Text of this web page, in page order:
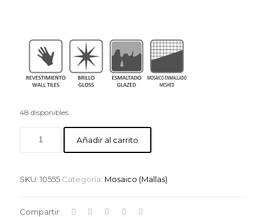
48 disponibles
Añadir al carrito
SKU: 10555 Categoría: Mosaico (Mallas)
Compartir